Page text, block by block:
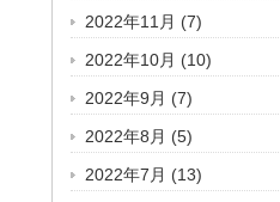
2022年11月 (7)
2022年10月 (10)
2022年9月 (7)
2022年8月 (5)
2022年7月 (13)